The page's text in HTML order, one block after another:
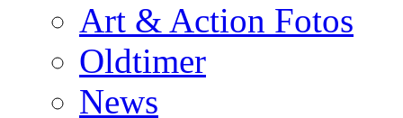
Art & Action Fotos
Oldtimer
News